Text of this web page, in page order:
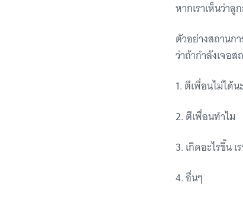
หากเราเห็นว่าลู
ตัวอย่างสถาน
ว่าถ้ากำลังเจอ
1. ตีเพื่อนไม่ได้
2. ตีเพื่อนทำไม
3. เกิดอะไรขึ้น
4. อื่นๆ